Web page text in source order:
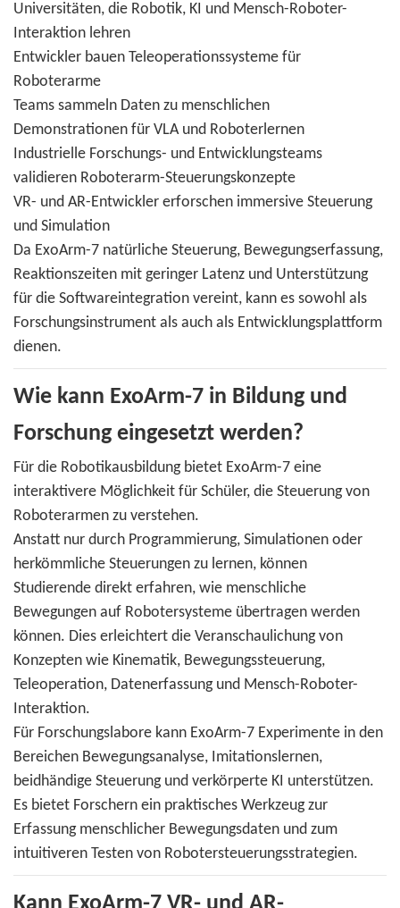
Universitäten, die Robotik, KI und Mensch-Roboter-
Interaktion lehren
Entwickler bauen Teleoperationssysteme für
Roboterarme
Teams sammeln Daten zu menschlichen
Demonstrationen für VLA und Roboterlernen
Industrielle Forschungs- und Entwicklungsteams
validieren Roboterarm-Steuerungskonzepte
VR- und AR-Entwickler erforschen immersive Steuerung
und Simulation
Da ExoArm-7 natürliche Steuerung, Bewegungserfassung,
Reaktionszeiten mit geringer Latenz und Unterstützung
für die Softwareintegration vereint, kann es sowohl als
Forschungsinstrument als auch als Entwicklungsplattform
dienen.
Wie kann ExoArm-7 in Bildung und
Forschung eingesetzt werden?
Für die Robotikausbildung bietet ExoArm-7 eine
interaktivere Möglichkeit für Schüler, die Steuerung von
Roboterarmen zu verstehen.
Anstatt nur durch Programmierung, Simulationen oder
herkömmliche Steuerungen zu lernen, können
Studierende direkt erfahren, wie menschliche
Bewegungen auf Robotersysteme übertragen werden
können. Dies erleichtert die Veranschaulichung von
Konzepten wie Kinematik, Bewegungssteuerung,
Teleoperation, Datenerfassung und Mensch-Roboter-
Interaktion.
Für Forschungslabore kann ExoArm-7 Experimente in den
Bereichen Bewegungsanalyse, Imitationslernen,
beidhändige Steuerung und verkörperte KI unterstützen.
Es bietet Forschern ein praktisches Werkzeug zur
Erfassung menschlicher Bewegungsdaten und zum
intuitiveren Testen von Robotersteuerungsstrategien.